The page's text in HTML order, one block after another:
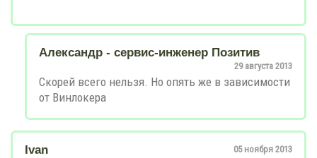
Александр - сервис-инженер Позитив
29 августа 2013
Скорей всего нельзя. Но опять же в зависимости
от Винлокера
Ivan 05 ноября 2013